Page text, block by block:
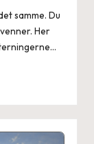
samme. Du
Her